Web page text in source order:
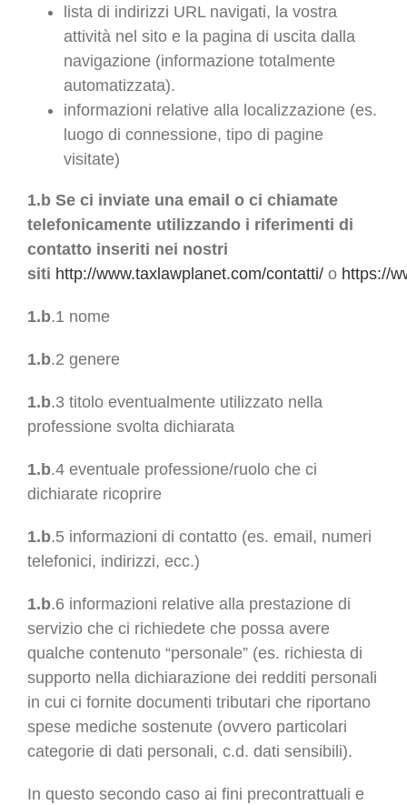
lista di indirizzi URL navigati, la vostra
attività nel sito e la pagina di uscita dalla
navigazione (informazione totalmente
automatizzata).
informazioni relative alla localizzazione (es.
luogo di connessione, tipo di pagine
visitate)
1.b Se ci inviate una email o ci chiamate
telefonicamente utilizzando i riferimenti di
contatto inseriti nei nostri
siti http://www.taxlawplanet.com/contatti/ o https://
1.b.1 nome
1.b.2 genere
1.b.3 titolo eventualmente utilizzato nella
professione svolta dichiarata
1.b.4 eventuale professione/ruolo che ci
dichiarate ricoprire
1.b.5 informazioni di contatto (es. email, numeri
telefonici, indirizzi, ecc.)
1.b.6 informazioni relative alla prestazione di
servizio che ci richiedete che possa avere
qualche contenuto “personale” (es. richiesta di
supporto nella dichiarazione dei redditi personali
in cui ci fornite documenti tributari che riportano
spese mediche sostenute (ovvero particolari
categorie di dati personali, c.d. dati sensibili).
In questo secondo caso ai fini precontrattuali e